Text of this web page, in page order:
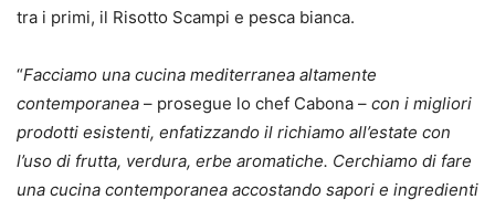
tra i primi, il Risotto Scampi e pesca bianca.
“Facciamo una cucina mediterranea altamente
contemporanea – prosegue lo chef Cabona – con i migliori
prodotti esistenti, enfatizzando il richiamo all’estate con
l’uso di frutta, verdura, erbe aromatiche. Cerchiamo di fare
una cucina contemporanea accostando sapori e ingredienti